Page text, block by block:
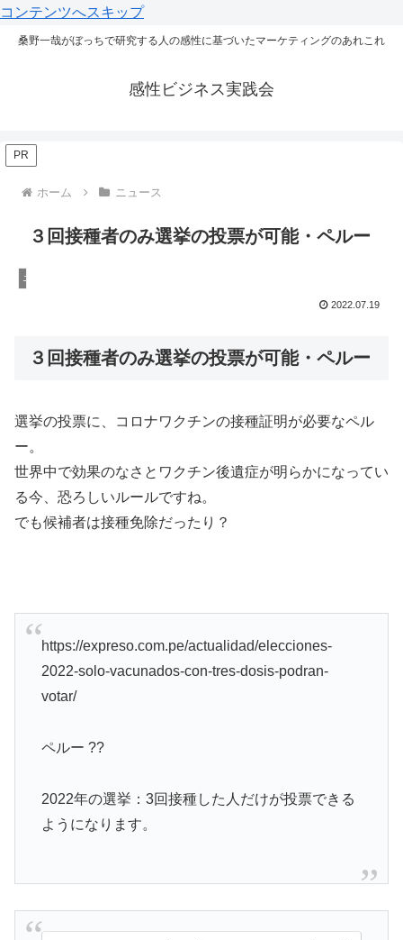
コンテンツへスキップ
桑野一哉がぼっちで研究する人の感性に基づいたマーケティングのあれこれ
感性ビジネス実践会
PR
ホーム ニュース
３回接種者のみ選挙の投票が可能・ペルー
ニュース
2022.07.19
３回接種者のみ選挙の投票が可能・ペルー
選挙の投票に、コロナワクチンの接種証明が必要なペル
ー。
世界中で効果のなさとワクチン後遺症が明らかになってい
る今、恐ろしいルールですね。
でも候補者は接種免除だったり？
https://expreso.com.pe/actualidad/elecciones-
2022-solo-vacunados-con-tres-dosis-podran-
votar/
ペルー ??
2022年の選挙：3回接種した人だけが投票できる
ようになります。